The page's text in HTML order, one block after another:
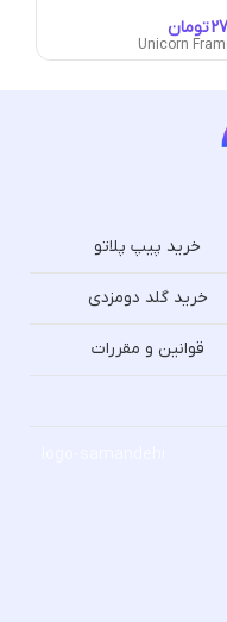
تومان
خرید پیپ پلاتو
خرید گلد دومزدی
قوانین و مقررات